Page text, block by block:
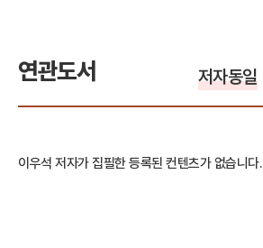
연관도서 저자동일
이우석 저자가 집필한 등록된 컨텐츠가 없습니다.